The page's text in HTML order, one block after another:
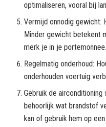
optimaliseren, vooral bij
Vermijd onnodig gewicht:
Minder gewicht betekent
merk je in je portemonnee.
Regelmatig onderhoud:
onderhouden voertuig
Gebruik de airconditioning
behoorlijk wat brandstof
kan of gebruik hem op